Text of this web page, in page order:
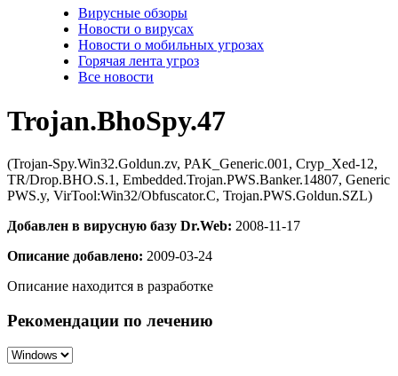
Вирусные обзоры
Новости о вирусах
Новости о мобильных угрозах
Горячая лента угроз
Все новости
Trojan.BhoSpy.47
(Trojan-Spy.Win32.Goldun.zv, PAK_Generic.001, Cryp_Xed-12,
TR/Drop.BHO.S.1, Embedded.Trojan.PWS.Banker.14807, Generic
PWS.y, VirTool:Win32/Obfuscator.C, Trojan.PWS.Goldun.SZL)
Добавлен в вирусную базу Dr.Web: 2008-11-17
Описание добавлено: 2009-03-24
Описание находится в разработке
Рекомендации по лечению